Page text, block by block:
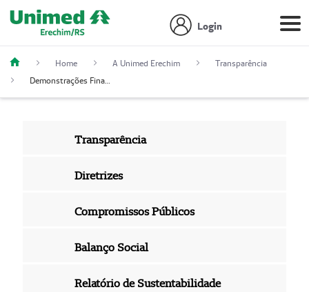
Login
Home A Unimed Erechim
Transparência
Demonstrações Financeiras
Transparência
Diretrizes
Compromissos Públicos
Balanço Social
Relatório de Sustentabilidade